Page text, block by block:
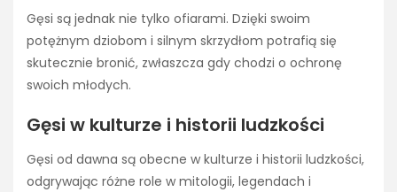
Gęsi są jednak nie tylko ofiarami. Dzięki swoim
potężnym dziobom i silnym skrzydłom potrafią się
skutecznie bronić, zwłaszcza gdy chodzi o ochronę
swoich młodych.
Gęsi w kulturze i historii ludzkości
Gęsi od dawna są obecne w kulturze i historii ludzkości,
odgrywając różne role w mitologii, legendach i